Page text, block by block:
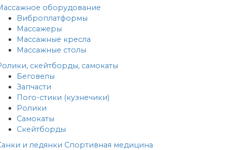
оборудование
Виброплатформы
Массажеры
Массажные кресла
Массажные столы
скейтборды, самокаты
Беговелы
Запчасти
Пого-стики (кузнечики)
Ролики
Самокаты
Скейтборды
и ледянки Спортивная медицина